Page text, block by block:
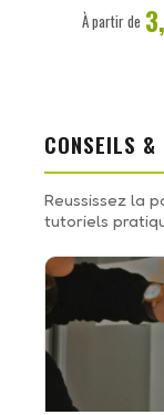
À partir de
CONSEILS
Reussissez la
tutoriels